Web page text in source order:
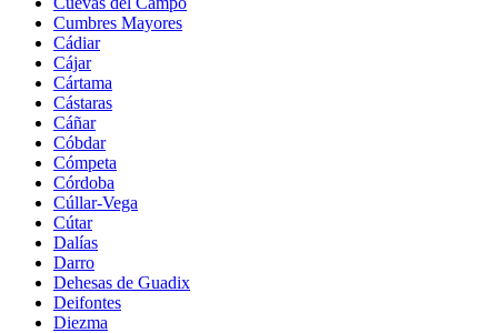
Cumbres Mayores
Cádiar
Cájar
Cártama
Cástaras
Cáñar
Cóbdar
Cómpeta
Córdoba
Cúllar-Vega
Cútar
Dalías
Darro
Dehesas de Guadix
Deifontes
Diezma